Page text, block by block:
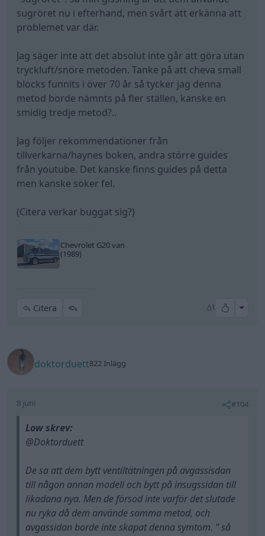
sugröret nu i efterhand, men svårt att erkänna att
problemet var där.
Jag säger inte att det absolut inte går att göra utan
tryckluft/snöre metoden. Tanke på att cheva small
blocks funnits i över 70 år så tycker jag denna
metod borde nämnts på fler ställen, kanske en
smidig tredje metod?..
Jag följer rekommendationer från
tillverkarna/haynes boken, andra större guides
från youtube. Det kanske finns guides på detta
men kanske söker fel.
(Citera verkar buggat sig?)
Chevrolet G20 van
(1989)
Citera 1 All
doktorduett822 Inlägg
8 juni #104
Low skrev:
@Doktorduett
De sa att dem bytt ventiltätningen på avgassisdan
till någon annan modell och bytt på insugssidan till
likadana nya. Men de försod inte varför det slutade
nu ryka då dem använde samma metod, och
avgassidan borde inte skapat denna symtom. " så